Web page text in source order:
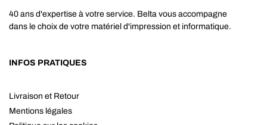
40 ans d'expertise à votre service. Belta vous accompagne
dans le choix de votre matériel d'impression et informatique.
INFOS PRATIQUES
Livraison et Retour
Mentions légales